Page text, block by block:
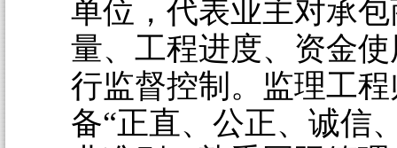
单位，代表业主对承
量、工程进度、资金
行监督控制。监理工
备“正直、公正、诚信